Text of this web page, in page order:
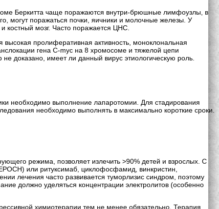
Беркитта чаще поражаются внутри-брюшные лимфоузлы, в
могут поражаться почки, яичники и молочные железы. У
костный мозг. Часто поражается ЦНС.
пролиферативная активность, моноклональная
гена С-myc на 8 хромосоме и тяжелой цепи
доказано, имеет ли данный вирус этиологическую роль.
необходимо выполнение лапаротомии. Для стадирования
необходимо выполнять в максимально короткие сроки.
режима, позволяет излечить >90% детей и взрослых. С
или ритуксимаб, циклофосфамид, винкристин,
лечения часто развивается туморлизис синдром, поэтому
должно уделяться концентрации электролитов (особенно
химиотерапии тем не менее обязательно. Терапия